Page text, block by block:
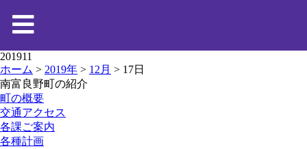
201911
ホーム > 2019年 > 12月 > 17日
南富良野町の紹介
町の概要
交通アクセス
各課ご案内
各種計画